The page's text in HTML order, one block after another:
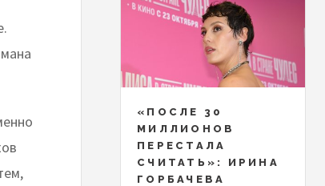
«ПОСЛЕ 30
МИЛЛИОНОВ
ПЕРЕСТАЛА
СЧИТАТЬ»: ИРИНА
ГОРБАЧЕВА